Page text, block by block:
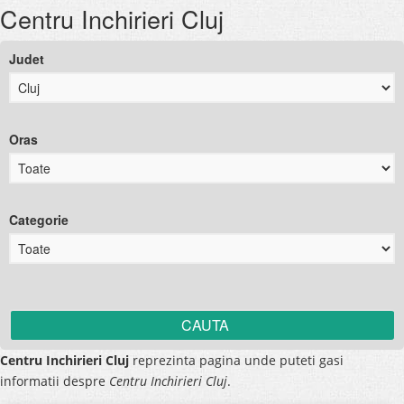
Centru Inchirieri Cluj
Judet
Oras
Categorie
Centru Inchirieri Cluj reprezinta pagina unde puteti gasi
informatii despre Centru Inchirieri Cluj.